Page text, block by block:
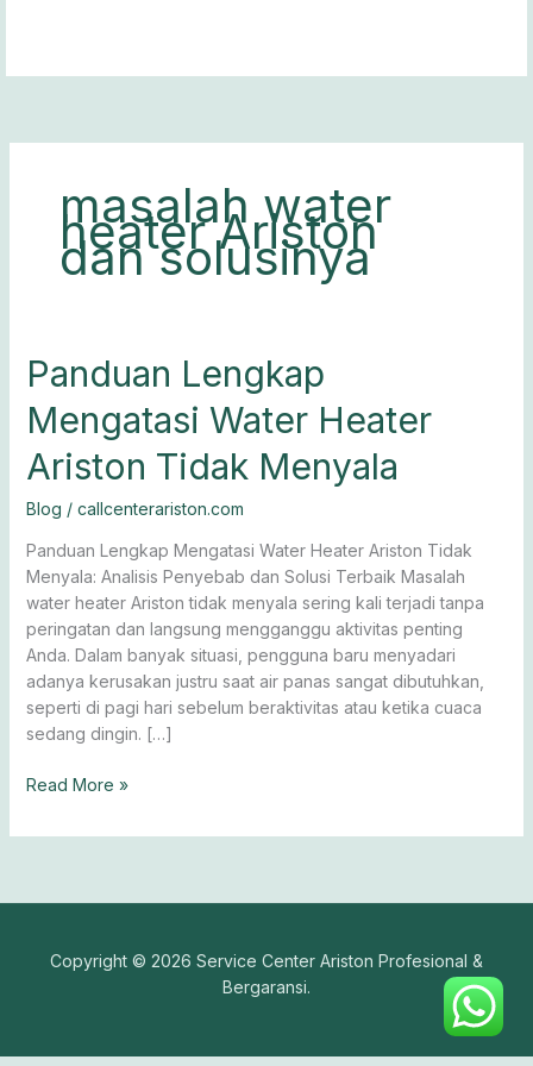
masalah water
heater Ariston
dan solusinya
Panduan Lengkap
Mengatasi Water Heater
Ariston Tidak Menyala
Blog / callcenterariston.com
Panduan Lengkap Mengatasi Water Heater Ariston Tidak
Menyala: Analisis Penyebab dan Solusi Terbaik Masalah
water heater Ariston tidak menyala sering kali terjadi tanpa
peringatan dan langsung mengganggu aktivitas penting
Anda. Dalam banyak situasi, pengguna baru menyadari
adanya kerusakan justru saat air panas sangat dibutuhkan,
seperti di pagi hari sebelum beraktivitas atau ketika cuaca
sedang dingin. […]
Panduan
Lengkap
Mengatasi
Heater
Tidak
Menyala
Read More »
Copyright © 2026 Service Center Ariston Profesional &
Bergaransi.